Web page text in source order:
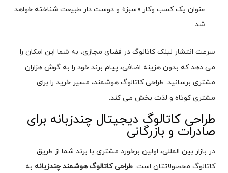
عنوان یک کسب وکار «سبز» و دوست دار طبیعت شناخته خواهد
شد.
سرعت انتشار لینک کاتالوگ در فضای مجازی، به شما این امکان را
می دهد که بدون هزینه اضافی، پیام برند خود را به گوش هزاران
مشتری برسانید. طراحی کاتالوگ هوشمند، مسیر خرید را برای
مشتری کوتاه و لذت بخش می کند.
طراحی کاتالوگ دیجیتال چندزبانه برای
صادرات و بازرگانی
در بازار بین المللی، اولین برخورد مشتری با برند شما از طریق
کاتالوگ محصولاتتان است. طراحی کاتالوگ هوشمند چندزبانه به